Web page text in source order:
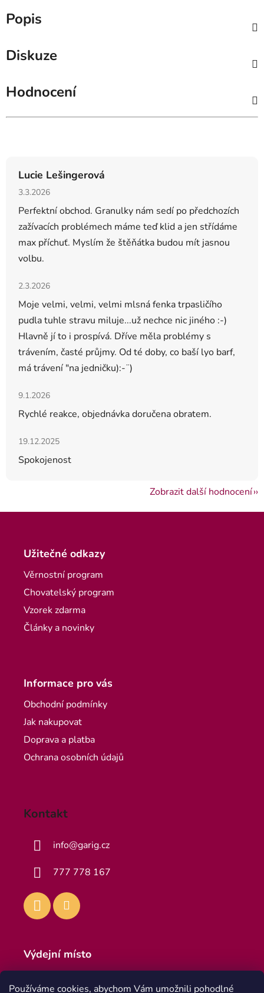
Používáme cookies, abychom Vám umožnili pohodlné
Popis
Diskuze
Hodnocení
Lucie Lešingerová
Hodnocení obchodu je 5 z 5 hvězdiček.
3.3.2026
Perfektní obchod. Granulky nám sedí po předchozích
zažívacích problémech máme teď klid a jen střídáme
max příchuť. Myslím že štěňátka budou mít jasnou
volbu.
Hodnocení obchodu je 5 z 5 hvězdiček.
2.3.2026
Moje velmi, velmi, velmi mlsná fenka trpasličího
pudla tuhle stravu miluje...už nechce nic jiného :-)
Hlavně jí to i prospívá. Dříve měla problémy s
trávením, časté průjmy. Od té doby, co baší lyo barf,
má trávení "na jedničku):-¨)
Hodnocení obchodu je 5 z 5 hvězdiček.
9.1.2026
Rychlé reakce, objednávka doručena obratem.
Hodnocení obchodu je 5 z 5 hvězdiček.
19.12.2025
Spokojenost
Zobrazit další hodnocení
Užitečné odkazy
Věrnostní program
Chovatelský program
Vzorek zdarma
Články a novinky
Informace pro vás
Obchodní podmínky
Jak nakupovat
Doprava a platba
Ochrana osobních údajů
Kontakt
info@garig.cz
777 778 167
Výdejní místo
Výdejna